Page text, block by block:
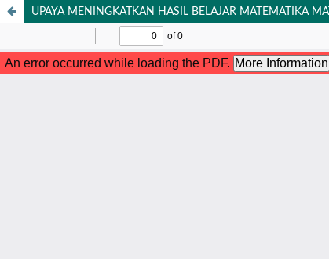
UPAYA MENINGKATKAN HASIL BELAJAR MATEMATIKA